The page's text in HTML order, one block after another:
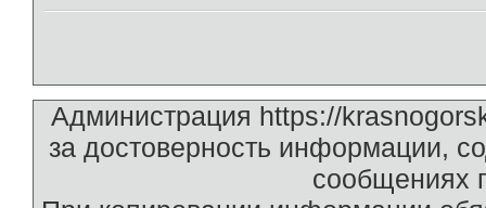
Администрация https://
за достоверность информации,
сообщениях